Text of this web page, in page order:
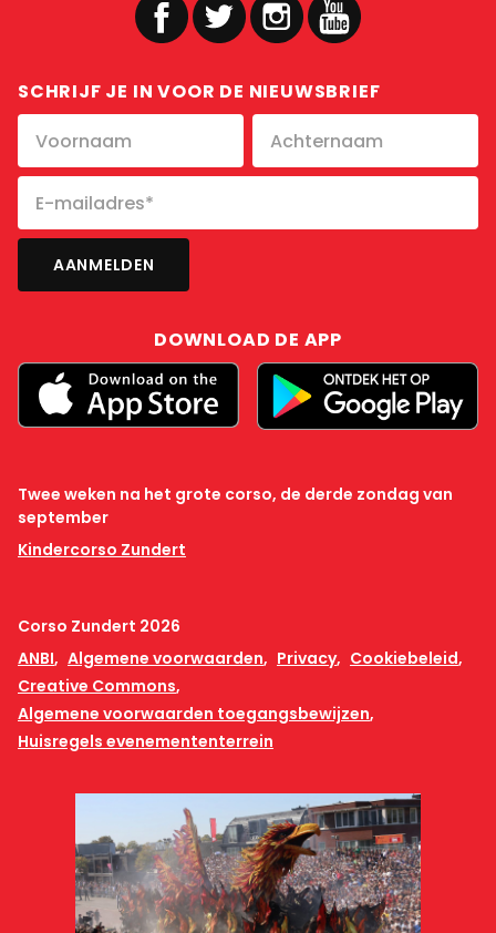
SCHRIJF JE IN VOOR DE NIEUWSBRIEF
DOWNLOAD DE APP
Twee weken na het grote corso, de derde zondag van
september
Kindercorso Zundert
Corso Zundert 2026
ANBI
Algemene voorwaarden Privacy
Cookiebeleid
Creative Commons
Algemene voorwaarden toegangsbewijzen
Huisregels evenemententerrein